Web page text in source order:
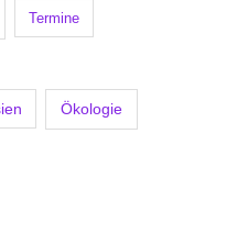
Termine
Ökologie